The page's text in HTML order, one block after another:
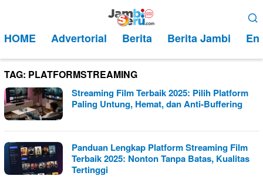
kontenMobile
HOME Advertorial Berita Berita Jambi
TAG: PLATFORMSTREAMING
Streaming Film Terbaik 2025: Pilih Platform
Paling Untung, Hemat, dan Anti-Buffering
Panduan Lengkap Platform Streaming Film
Terbaik 2025: Nonton Tanpa Batas, Kualitas
Tertinggi